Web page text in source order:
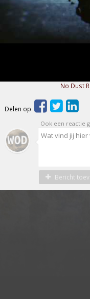
No Dust
Delen op
Ook een reactie
Bericht